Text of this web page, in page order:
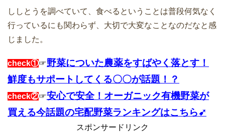
ししとうを調べていて、食べるということは普段何気なく
行っているにも関わらず、大切で大変なことなのだなと感
じました。
check①☞野菜についた農薬をすばやく落とす！
鮮度もサポートしてくる〇〇が話題！？
check②☞安心で安全！オーガニック有機野菜が
買える今話題の宅配野菜ランキングはこちら➹
スポンサードリンク